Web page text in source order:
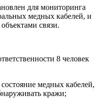
для мониторинга
медных кабелей, и
связи.
8 человек
медных кабелей,
кражи;